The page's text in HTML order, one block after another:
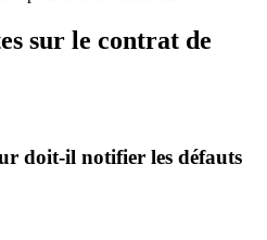
sur le contrat de
doit-il notifier les défauts